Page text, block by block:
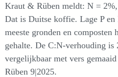
Kraut & Rüben meldt: N =
Dat is Duitse koffie. Lage P
meeste gronden en composten
gehalte. De C:N-verhouding
vergelijkbaar met vers
Rüben 9|2025.